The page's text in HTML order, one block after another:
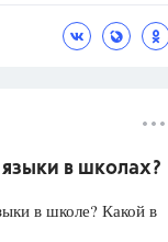
в школах?
в школе? Какой в